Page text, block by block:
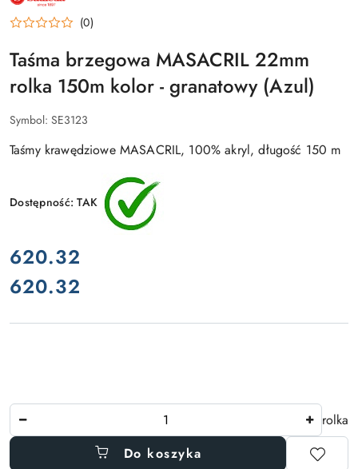
PRODUCENTA:
SAULEDA (0)
Taśma brzegowa MASACRIL 22mm
rolka 150m kolor - granatowy (Azul)
Symbol: SE3123
Taśmy krawędziowe MASACRIL, 100% akryl, długość 150 m
Dostępność:TAK
cena:
620.32
Cena:
620.32
rolka
Do koszyka